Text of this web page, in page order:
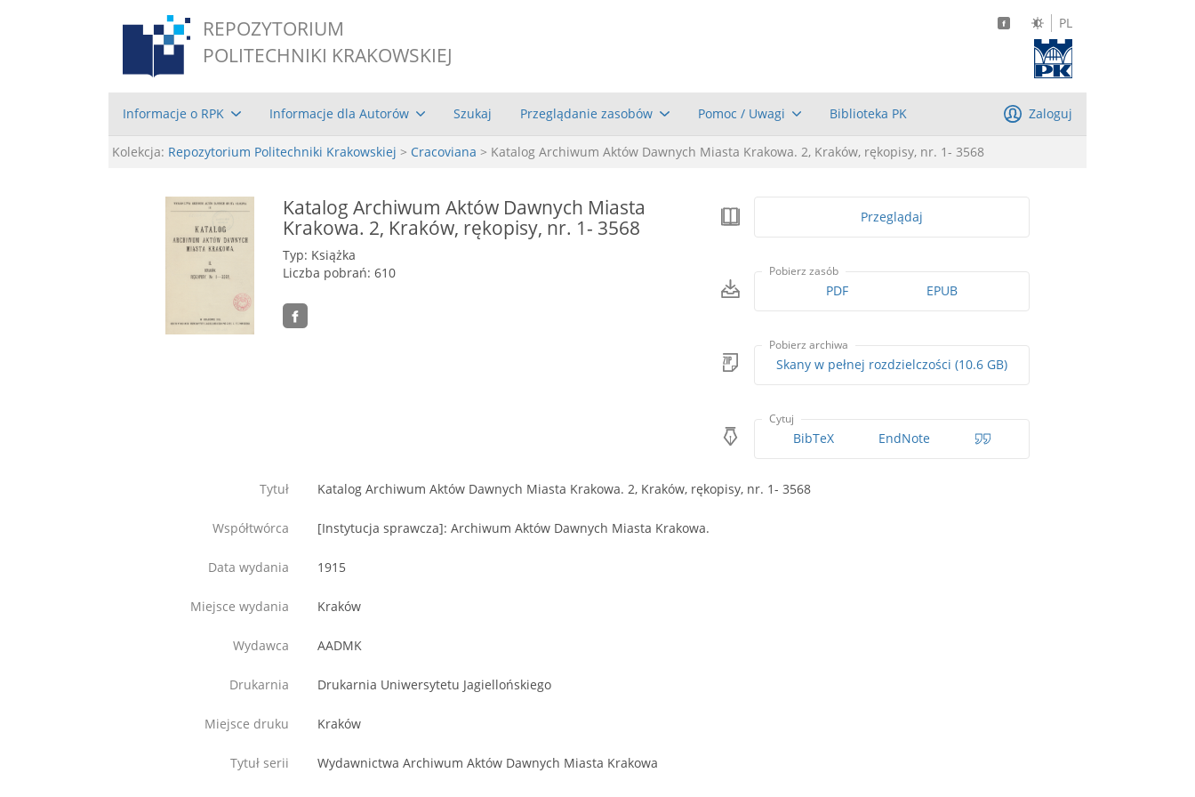
REPOZYTORIUM
POLITECHNIKI KRAKOWSKIEJ
PL
Informacje o RPK Informacje dla Autorów Szukaj Przeglądanie zasobów Pomoc / Uwagi Biblioteka PK Zaloguj
Kolekcja: Repozytorium Politechniki Krakowskiej > Cracoviana > Katalog Archiwum Aktów Dawnych Miasta Krakowa. 2, Kraków, rękopisy, nr. 1- 3568
Katalog Archiwum Aktów Dawnych Miasta
Krakowa. 2, Kraków, rękopisy, nr. 1- 3568
Typ: Książka
Liczba pobrań: 610
Przeglądaj
Pobierz zasób
PDF EPUB
Pobierz archiwa
Skany w pełnej rozdzielczości (10.6 GB)
Cytuj
BibTeX EndNote
Tytuł Katalog Archiwum Aktów Dawnych Miasta Krakowa. 2, Kraków, rękopisy, nr. 1- 3568
Współtwórca [Instytucja sprawcza]: Archiwum Aktów Dawnych Miasta Krakowa.
Data wydania 1915
Miejsce wydania Kraków
Wydawca AADMK
Drukarnia Drukarnia Uniwersytetu Jagiellońskiego
Miejsce druku Kraków
Tytuł serii Wydawnictwa Archiwum Aktów Dawnych Miasta Krakowa